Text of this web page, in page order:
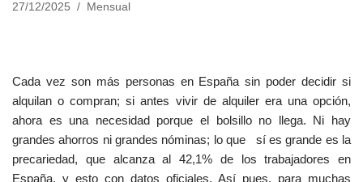
27/12/2025 Mensual
Cada vez son más personas en España sin poder decidir si
alquilan o compran; si antes vivir de alquiler era una opción,
ahora es una necesidad porque el bolsillo no llega. Ni hay
grandes ahorros ni grandes nóminas; lo que sí es grande es la
precariedad, que alcanza al 42,1% de los trabajadores en
España, y esto con datos oficiales. Así pues, para muchas